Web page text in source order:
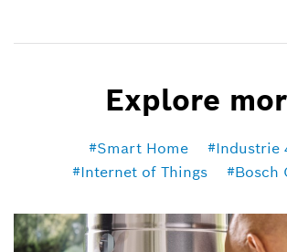
Explore
Smart Home
Industrie
Internet of Things
Bosch